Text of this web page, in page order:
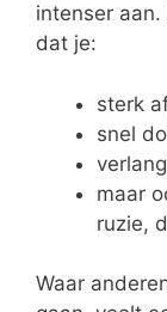
intenser
dat je:
sterk
snel
maar
ruzie,
Waar